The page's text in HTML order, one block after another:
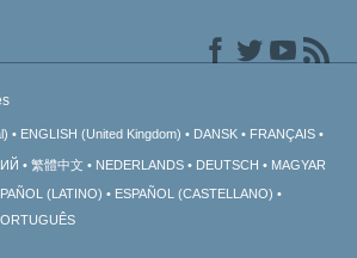
ENGLISH (United Kingdom) DANSK FRANÇAIS
繁體中文 NEDERLANDS DEUTSCH
MAGYAR
(LATINO)
ESPAÑOL (CASTELLANO)